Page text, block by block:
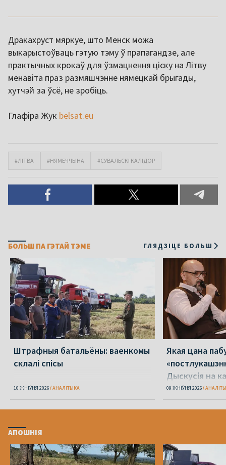
Дракахруст мяркуе, што Менск можа
выкарыстоўваць гэтую тэму ў прапагандзе, але
практычных крокаў для ўзмацнення ціску на Літву
менавіта праз размяшчэнне нямецкай брыгады,
хутчэй за ўсё, не зробіць.
Глафіра Жук belsat.eu
#ЛІТВА #НЯМЕЧЧЫНА #СУВАЛЬСКІ КАЛІДОР
БОЛЬШ ПА ГЭТАЙ ТЭМЕ ГЛЯДЗІЦЕ БОЛЬШ
Штрафныя батальёны: ваенкомы
склалі спісы
10 ЖНІЎНЯ 2026 АНАЛІТЫКА
Якая цана
Дыскусія на
Беларусь»
09 ЖНІЎНЯ 2026
АПОШНІЯ